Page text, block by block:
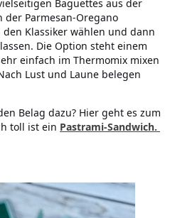
Baguettes aus der
der Parmesan-Oregano
Klassiker wählen und dann
Die Option steht einem
einfach im Thermomix mixen
Lust und Laune belegen
Belag dazu? Hier geht es zum
toll ist ein Pastrami-Sandwich.